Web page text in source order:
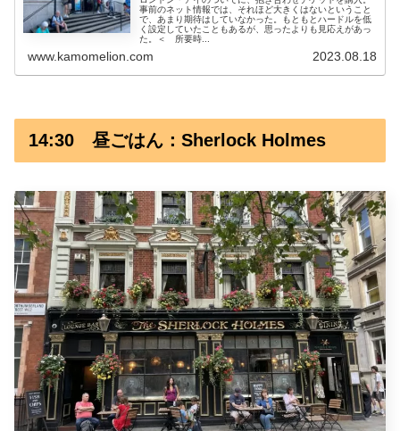
事前のネット情報では、それほど大きくはないということ
で、あまり期待はしていなかった。もともとハードルを低
く設定していたこともあるが、思ったよりも見応えがあっ
た。＜ 所要時...
www.kamomelion.com 2023.08.18
14:30 昼ごはん：Sherlock Holmes